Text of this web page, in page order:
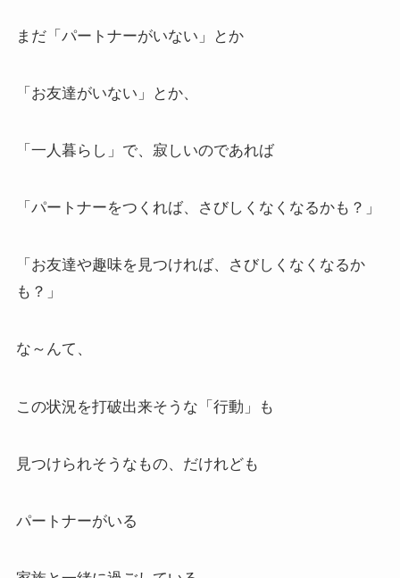
まだ「パートナーがいない」とか
「お友達がいない」とか、
「一人暮らし」で、寂しいのであれば
「パートナーをつくれば、さびしくなくなるかも？」
「お友達や趣味を見つければ、さびしくなくなるか
も？」
な～んて、
この状況を打破出来そうな「行動」も
見つけられそうなもの、だけれども
パートナーがいる